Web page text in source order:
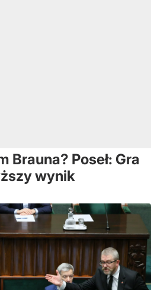
Brauna? Poseł: Gra
wynik